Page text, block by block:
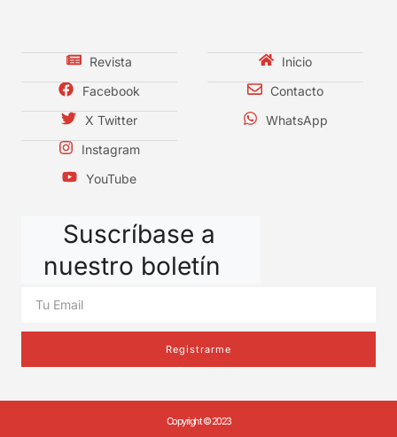
Revista
Facebook
X Twitter
Instagram
YouTube
Inicio
Contacto
WhatsApp
Suscríbase a
nuestro boletín
Registrarme
Copyright © 2023